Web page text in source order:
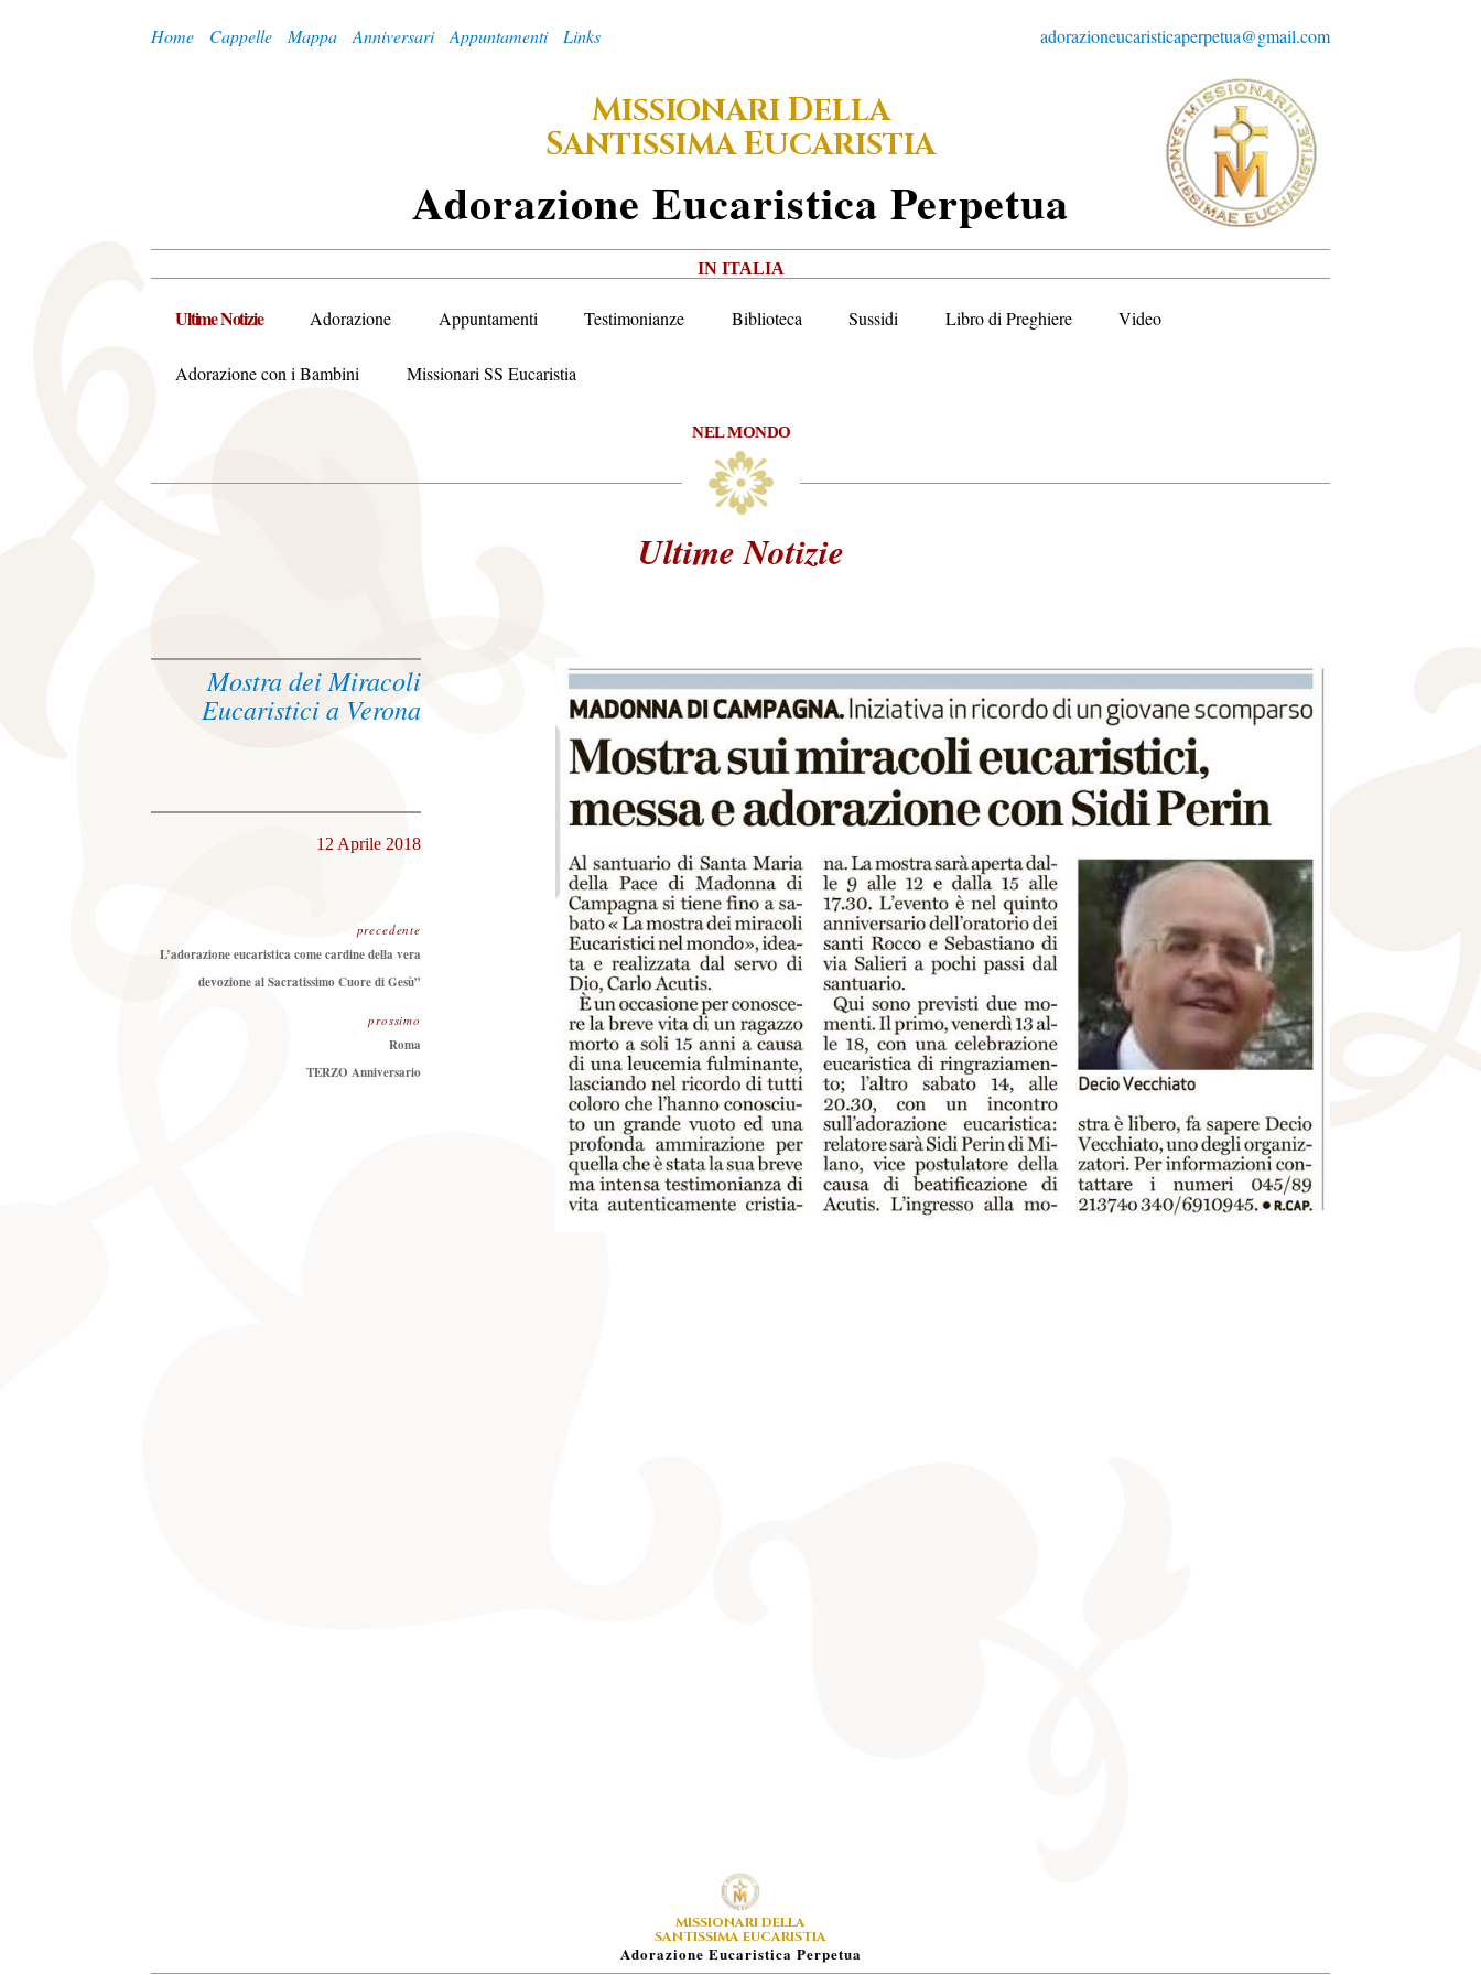
adorazioneucaristicaperpetua@gmail.com
Home Cappelle Mappa Anniversari Appuntamenti Links
MISSIONARIDELLA
SANTISSIMAEUCARISTIA
ADorazione EUcaristica PErpetua
IN ITALIA
Ultime Notizie Adorazione Appuntamenti Testimonianze Biblioteca Sussidi Libro di Preghiere Video
Adorazione con i Bambini Missionari SS Eucaristia
NEL MONDO
Ultime Notizie
Mostra dei Miracoli
Eucaristici a Verona
12 Aprile 2018
precedente
Precedente:
L’adorazione eucaristica come cardine della vera
devozione al Sacratissimo Cuore di Gesù”
prossimo
Roma
TERZO Anniversario
MISSIONARI DELLA
SANTISSIMA EUCARISTIA
ADorazione EUcaristica PErpetua